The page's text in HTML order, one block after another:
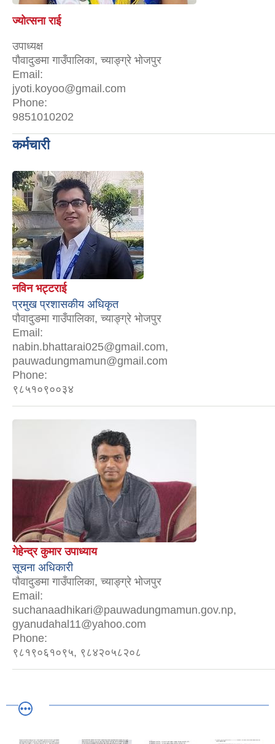
ज्योत्सना राई
उपाध्यक्ष
पौवादुङमा गाउँपालिका, च्याङ्ग्रे भोजपुर
Email:
jyoti.koyoo@gmail.com
Phone:
9851010202
कर्मचारी
नविन भट्टराई
प्रमुख प्रशासकीय अधिकृत
पौवादुङमा गाउँपालिका, च्याङ्ग्रे भोजपुर
Email:
nabin.bhattarai025@gmail.com,
pauwadungmamun@gmail.com
Phone:
९८५१०९००३४
गेहेन्द्र कुमार उपाध्याय
सूचना अधिकारी
पौवादुङमा गाउँपालिका, च्याङ्ग्रे भोजपुर
Email:
suchanaadhikari@pauwadungmamun.gov.np,
gyanudahal11@yahoo.com
Phone:
९८१९०६१०९५, ९८४२०५८२०८